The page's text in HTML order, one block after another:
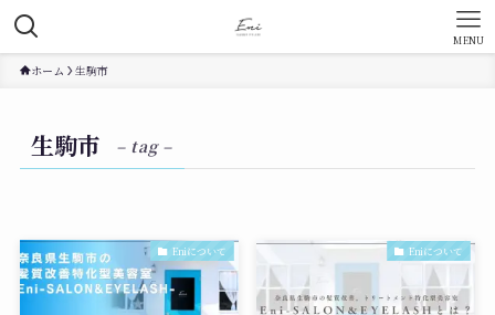
MENU
ホーム 生駒市
生駒市 – tag –
Eniについて Eniについて